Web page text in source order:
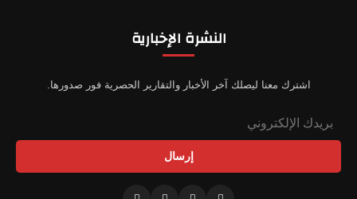
النشرة الإخبارية
اشترك معنا ليصلك آخر الأخبار والتقارير الحصرية فور صدورها.
إرسال